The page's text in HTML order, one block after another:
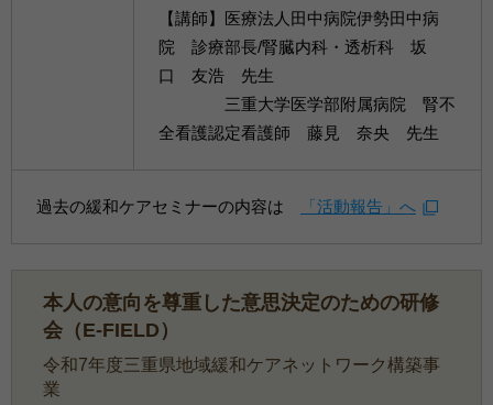
【講師】医療法人田中病院伊勢田中病
院 診療部長/腎臓内科・透析科 坂
口 友浩 先生
三重大学医学部附属病院 腎不
全看護認定看護師 藤見 奈央 先生
過去の緩和ケアセミナーの内容は 「活動報告」へ
本人の意向を尊重した意思決定のための研修
会（E-FIELD）
令和7年度三重県地域緩和ケアネットワーク構築事
業